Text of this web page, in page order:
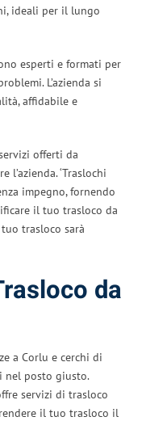
ideali per il lungo
esperti e formati per
L’azienda si
affidabile e
offerti da
l’azienda. ‘Traslochi
impegno, fornendo
il tuo trasloco da
tuo trasloco sarà
da
a Corlu e cerchi di
nel posto giusto.
servizi di trasloco
il tuo trasloco il